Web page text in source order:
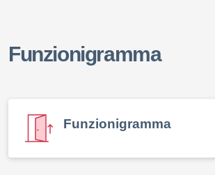
elenco degli organi
Funzionigramma
Funzionigramma